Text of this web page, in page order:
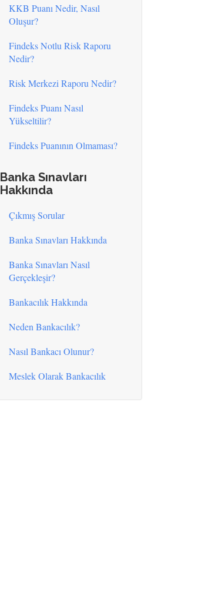
KKB Puanı Nedir, Nasıl
Oluşur?
Findeks Notlu Risk Raporu
Nedir?
Risk Merkezi Raporu Nedir?
Findeks Puanı Nasıl
Yükseltilir?
Findeks Puanının Olmaması?
Banka Sınavları
Hakkında
Çıkmış Sorular
Banka Sınavları Hakkında
Banka Sınavları Nasıl
Gerçekleşir?
Bankacılık Hakkında
Neden Bankacılık?
Nasıl Bankacı Olunur?
Meslek Olarak Bankacılık